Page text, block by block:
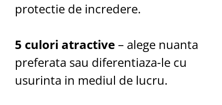
protectie de incredere.
5 culori atractive – alege nuanta
preferata sau diferentiaza-le cu
usurinta in mediul de lucru.